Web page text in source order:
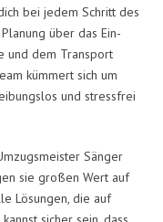
bei jedem Schritt des
über das Ein-
und dem Transport
kümmert sich um
und stressfrei
Sänger
sie großen Wert auf
Lösungen, die auf